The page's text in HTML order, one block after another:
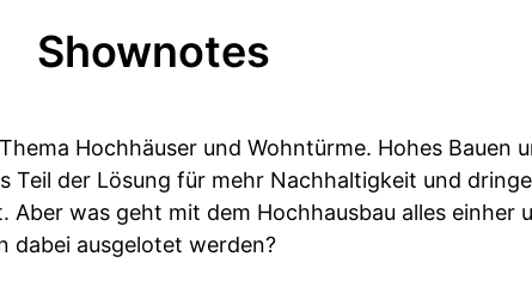
Shownotes
Hochhäuser und Wohntürme. Hohes Bauen
Teil der Lösung für mehr Nachhaltigkeit und
was geht mit dem Hochhausbau alles einher
dabei ausgelotet werden?